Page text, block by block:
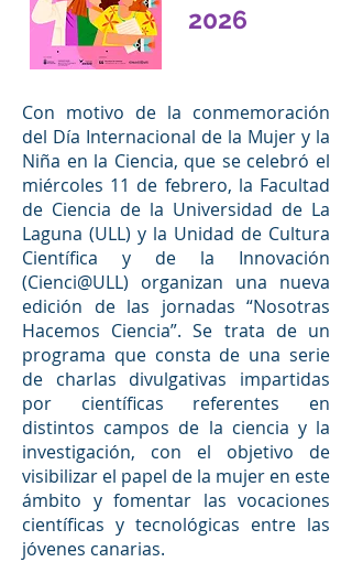
2026
Con motivo de la conmemoración
del Día Internacional de la Mujer y la
Niña en la Ciencia, que se celebró el
miércoles 11 de febrero, la Facultad
de Ciencia de la Universidad de La
Laguna (ULL) y la Unidad de Cultura
Científica y de la Innovación
(Cienci@ULL) organizan una nueva
edición de las jornadas “Nosotras
Hacemos Ciencia”. Se trata de un
programa que consta de una serie
de charlas divulgativas impartidas
por científicas referentes en
distintos campos de la ciencia y la
investigación, con el objetivo de
visibilizar el papel de la mujer en este
ámbito y fomentar las vocaciones
científicas y tecnológicas entre las
jóvenes canarias.